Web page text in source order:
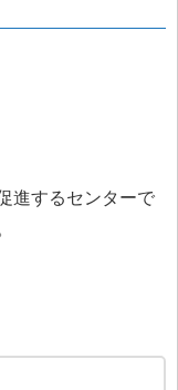
進するセンターで